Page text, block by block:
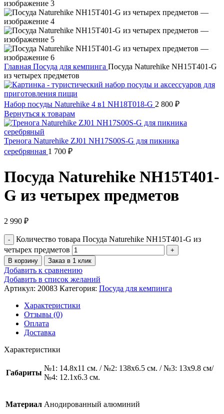
Главная Посуда для кемпинга Посуда Naturehike NH15T401-G
из четырех предметов
Набор посуды Naturehike 4 в1 NH18T018-G 2 800 ₽
Вернуться к товарам
Тренога Naturehike ZJ01 NH17S00S-G для пикника
серебрянная 1 700 ₽
Посуда Naturehike NH15T401-
G из четырех предметов
2 990 ₽
Количество товара Посуда Naturehike NH15T401-G из
четырех предметов
В корзину Заказ в 1 клик
Добавить к сравнению
Добавить в список желаний
Артикул: 20083 Категория: Посуда для кемпинга
Характеристики
Отзывы (0)
Оплата
Доставка
Характеристики
Габариты
№1: 14.8х11 см. / №2: 138х6.5 см. / №3: 13х9.8 см/
№4: 12.1х6.3 см.
Материал Анодированный алюминий